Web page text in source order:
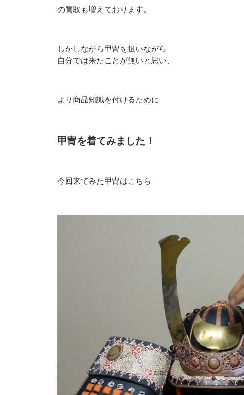
の買取も増えております。
しかしながら甲冑を扱いながら
自分では来たことが無いと思い、
より商品知識を付けるために
甲冑を着てみました！
今回来てみた甲冑はこちら